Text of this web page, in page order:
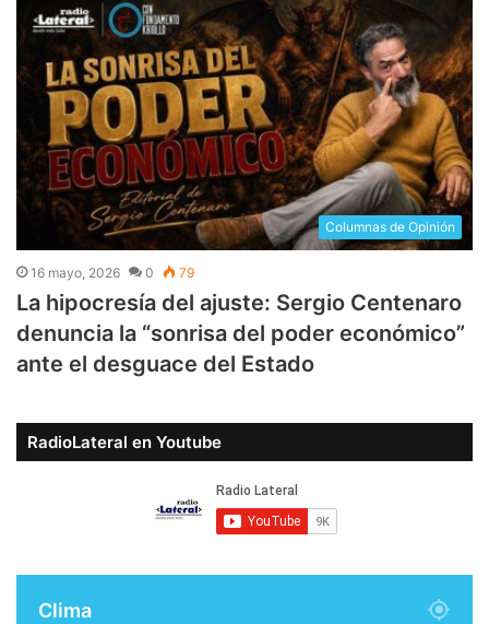
Columnas de Opinión
16 mayo, 2026 0 79
La hipocresía del ajuste: Sergio Centenaro
denuncia la “sonrisa del poder económico”
ante el desguace del Estado
RadioLateral en Youtube
Clima